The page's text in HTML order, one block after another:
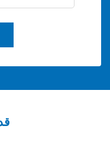
قد يهمك أيضًا